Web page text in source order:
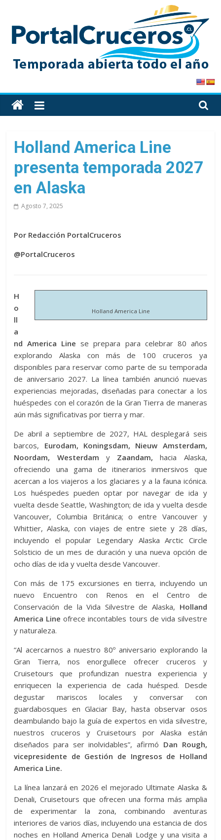
content
PortalCruceros
Toda
la
de
cruceros
en
un
solo
Holland America Line
presenta temporada 2027
en Alaska
Agosto 7, 2025
Por Redacción PortalCruceros
@PortalCruceros
Holland America Line
H
o
ll
a
nd America Line se prepara para celebrar 80 años
explorando Alaska con más de 100 cruceros ya
disponibles para reservar como parte de su temporada
de aniversario 2027. La línea también anunció nuevas
experiencias mejoradas, diseñadas para conectar a los
huéspedes con el corazón de la Gran Tierra de maneras
aún más significativas por tierra y mar.
De abril a septiembre de 2027, HAL desplegará seis
barcos, Eurodam, Koningsdam, Nieuw Amsterdam,
Noordam, Westerdam y Zaandam, hacia Alaska,
ofreciendo una gama de itinerarios inmersivos que
acercan a los viajeros a los glaciares y a la fauna icónica.
Los huéspedes pueden optar por navegar de ida y
vuelta desde Seattle, Washington; de ida y vuelta desde
Vancouver, Columbia Británica; o entre Vancouver y
Whittier, Alaska, con viajes de entre siete y 28 días,
incluyendo el popular Legendary Alaska Arctic Circle
Solsticio de un mes de duración y una nueva opción de
ocho días de ida y vuelta desde Vancouver.
Con más de 175 excursiones en tierra, incluyendo un
nuevo Encuentro con Renos en el Centro de
Conservación de la Vida Silvestre de Alaska, Holland
America Line ofrece incontables tours de vida silvestre
y naturaleza.
“Al acercarnos a nuestro 80º aniversario explorando la
Gran Tierra, nos enorgullece ofrecer cruceros y
Cruisetours que profundizan nuestra experiencia y
enriquecen la experiencia de cada huésped. Desde
degustar mariscos locales y conversar con
guardabosques en Glaciar Bay, hasta observar osos
deambulando bajo la guía de expertos en vida silvestre,
nuestros cruceros y Cruisetours por Alaska están
diseñados para ser inolvidables”, afirmó Dan Rough,
vicepresidente de Gestión de Ingresos de Holland
America Line.
La línea lanzará en 2026 el mejorado Ultimate Alaska &
Denali, Cruisetours que ofrecen una forma más amplia
de experimentar la zona, combinando aventuras
interiores de varios días, incluyendo una estancia de dos
noches en Holland America Denali Lodge y una visita a